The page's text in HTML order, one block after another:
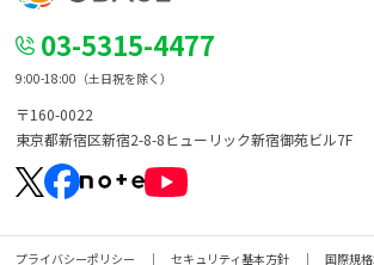
03-5315-4477
9:00-18:00（土日祝を除く）
〒160-0022
東京都新宿区新宿2-8-8ヒューリック新宿御苑ビル7F
プライバシーポリシー セキュリティ基本方針 国際規